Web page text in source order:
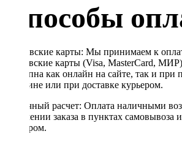
Способы
Банковские карты: Мы принимаем к
банковские карты (Visa, MasterCard,
доступна как онлайн на сайте, так и при
магазине или при доставке курьером.
Наличный расчет: Оплата наличными
получении заказа в пунктах самовывоза
курьером.